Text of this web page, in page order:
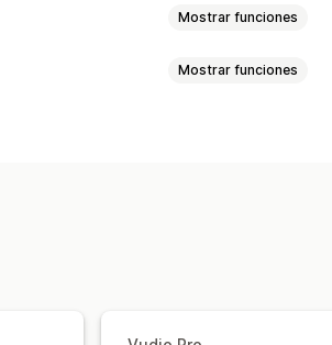
Mostrar funciones
Mostrar funciones